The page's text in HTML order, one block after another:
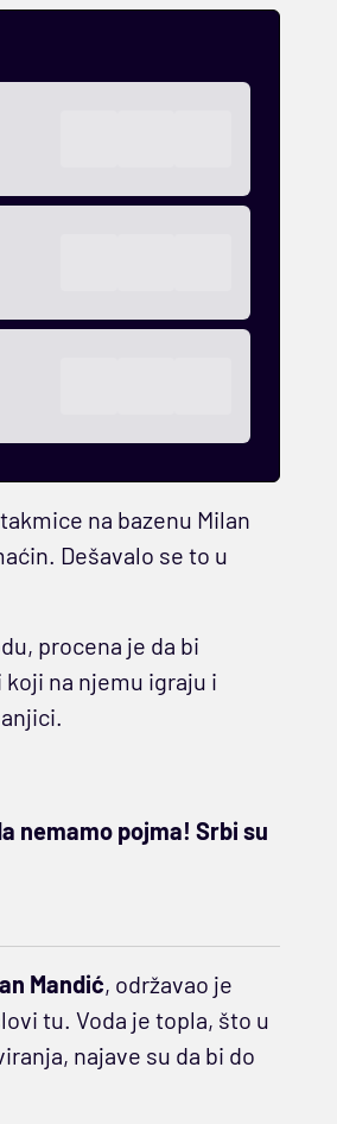
na bazenu Milan
Dešavalo se to u
procena je da bi
na njemu igraju i
nemamo pojma! Srbi su
Mandić, održavao je
tu. Voda je topla, što u
najave su da bi do